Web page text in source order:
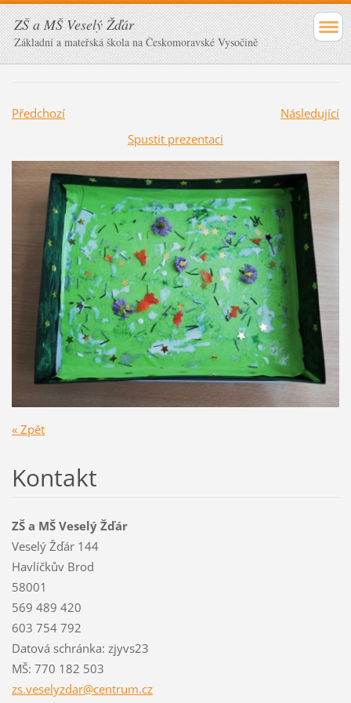
ZŠ a MŠ Veselý Žďár
Základní a mateřská škola na Českomoravské Vysočině
Předchozí
Následující
Spustit prezentaci
« Zpět
Kontakt
ZŠ a MŠ Veselý Žďár
Veselý Žďár 144
Havlíčkův Brod
58001
569 489 420
603 754 792
Datová schránka: zjyvs23
MŠ: 770 182 503
zs.veselyzdar@centrum.cz